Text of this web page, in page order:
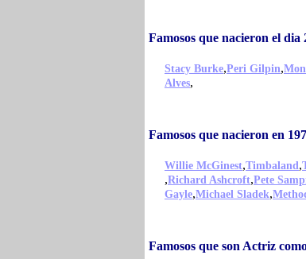
Famosos que nacieron el
Stacy Burke,Peri Gilpin,
Alves,
Famosos que nacieron en
Willie McGinest,Timbaland,
,Richard Ashcroft,Pete
Gayle,Michael Sladek,
Famosos que son Actriz